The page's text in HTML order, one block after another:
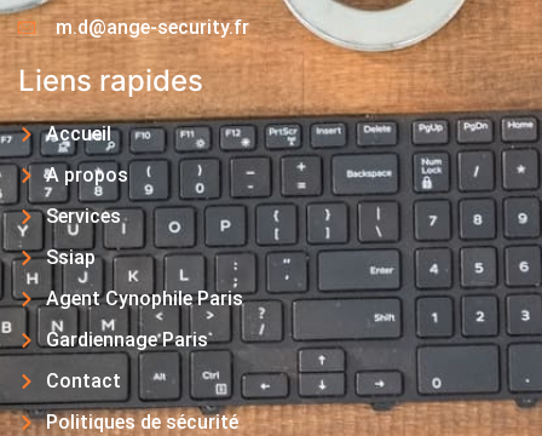
m.d@ange-security.fr
Liens rapides
Accueil
A propos
Services
Ssiap
Agent Cynophile Paris
Gardiennage Paris
Contact
Politiques de sécurité